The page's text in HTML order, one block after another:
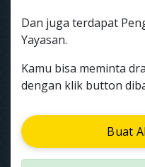
Dan juga terdapat
Yayasan.
Kamu bisa meminta
dengan klik button
Buat